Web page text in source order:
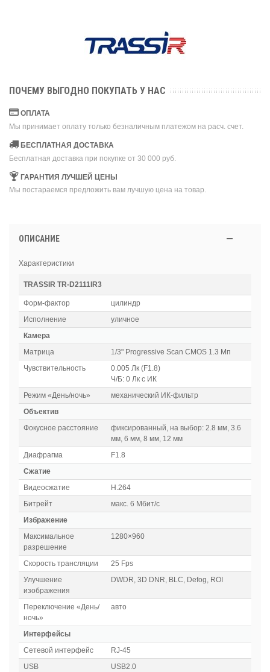
ПОЧЕМУ ВЫГОДНО ПОКУПАТЬ У НАС
ОПЛАТА
Мы принимает оплату только безналичным платежом на расч. счет.
БЕСПЛАТНАЯ ДОСТАВКА
Бесплатная доставка при покупке от 30 000 руб.
ГАРАНТИЯ ЛУЧШЕЙ ЦЕНЫ
Мы постараемся предложить вам лучшую цена на товар.
ОПИСАНИЕ
Характеристики
TRASSIR TR-D2111IR3
Форм-фактор
цилиндр
Исполнение
уличное
Камера
Матрица
1/3" Progressive Scan CMOS 1.3 Мп
Чувствительность
0.005 Лк (F1.8)
Ч/Б: 0 Лк с ИК
Режим «День/ночь»
механический ИК-фильтр
Объектив
Фокусное расстояние
фиксированный, на выбор: 2.8 мм, 3.6
мм, 6 мм, 8 мм, 12 мм
Диафрагма
F1.8
Сжатие
Видеосжатие
H.264
Битрейт
макс. 6 Мбит/с
Избражение
Максимальное
разрешение
1280×960
Скорость трансляции
25 Fps
Улучшение
изображения
DWDR, 3D DNR, BLC, Defog, ROI
Переключение «День/
ночь»
авто
Интерфейсы
Сетевой интерфейс
RJ-45
USB
USB2.0